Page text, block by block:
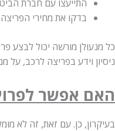
התייעצו עם חברת הביטוח
בדקו את מחירי הפריצה של
מורשה יכול לבצע פריצה
וידע בפריצה לרכב, על מנת
אפשר לפרוץ
כן. עם זאת, זה לא מומלץ.